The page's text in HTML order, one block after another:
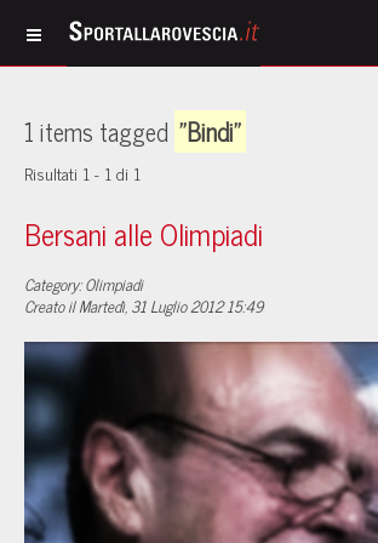
1 items tagged "Bindi"
Risultati 1 - 1 di 1
Bersani alle Olimpiadi
Category: Olimpiadi
Creato il Martedì, 31 Luglio 2012 15:49